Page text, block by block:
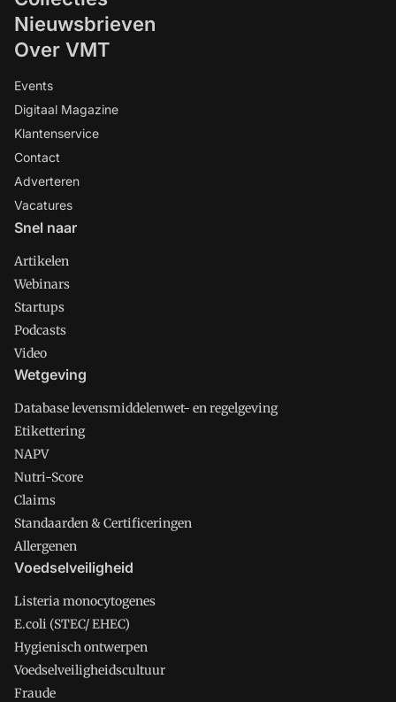
Nieuwsbrieven
Over VMT
Events
Digitaal Magazine
Klantenservice
Contact
Adverteren
Vacatures
Snel naar
Artikelen
Webinars
Startups
Podcasts
Video
Wetgeving
Database levensmiddelenwet- en regelgeving
Etikettering
NAPV
Nutri-Score
Claims
Standaarden & Certificeringen
Allergenen
Voedselveiligheid
Listeria monocytogenes
E.coli (STEC/ EHEC)
Hygienisch ontwerpen
Voedselveiligheidscultuur
Fraude